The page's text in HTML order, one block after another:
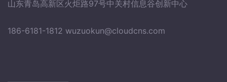
山东青岛高新区火炬路97号中关村信息谷创新中心
186-6181-1812 wuzuokun@cloudcns.com